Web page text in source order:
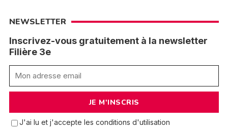
NEWSLETTER
Inscrivez-vous gratuitement à la newsletter
Filière 3e
J'ai lu et j'accepte les conditions d'utilisation